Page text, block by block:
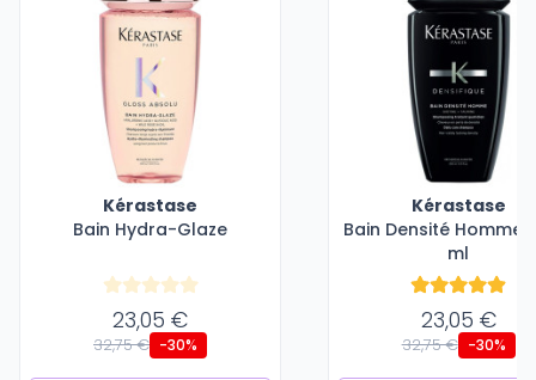
Kérastase
Bain Hydra-Glaze
23,05 €
32,75 € -30%
Kérastase
Bain Densité Homme
ml
23,05 €
32,75 € -30%